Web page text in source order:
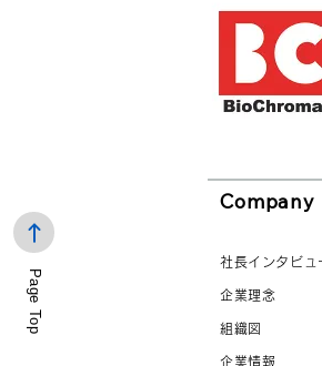
Page Top
Company
社長インタビュ
企業理念
組織図
企業情報